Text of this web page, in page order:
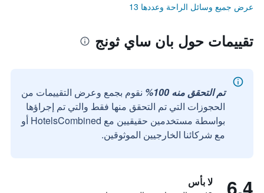
عرض جميع وسائل الراحة وعددها 13
تقييمات حول بان ساي ثونج
تم التحقق منه 100%
نقوم بجمع وعرض التقييمات من
الحجوزات التي تم التحقق منها فقط والتي تم إجراؤها
بواسطة مستخدمين حقيقيين مع HotelsCombined أو
مع شركائنا الخارجيين الموثوقين.
لا بأس